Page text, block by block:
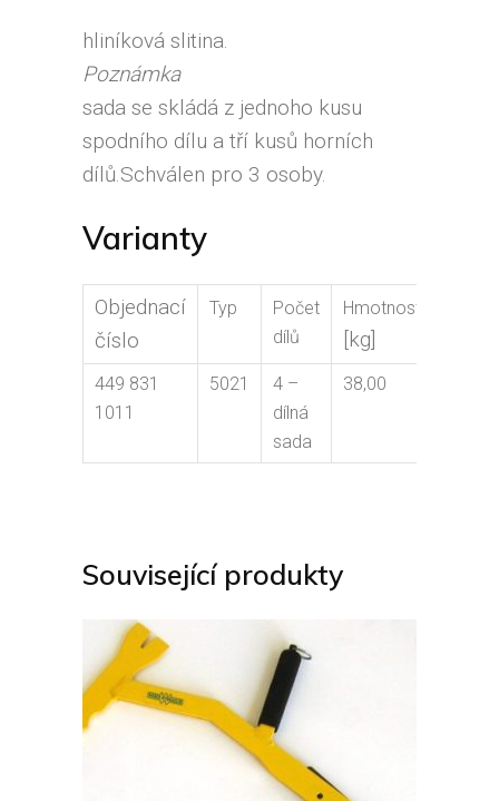
hliníková slitina.
Poznámka
sada se skládá z jednoho kusu
spodního dílu a tří kusů horních
dílů.Schválen pro 3 osoby.
Varianty
Objednací
číslo
Typ
Počet
dílů
Hmotnost
[kg]
449 831
1011
5021
4 –
dílná
sada
38,00
Související produkty